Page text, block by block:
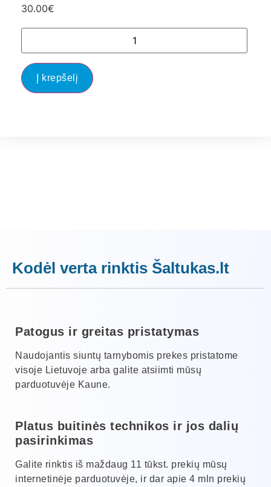
30.00€
Į krepšelį
Kodėl verta rinktis Šaltukas.lt
Patogus ir greitas pristatymas
Naudojantis siuntų tarnybomis prekes pristatome
visoje Lietuvoje arba galite atsiimti mūsų
parduotuvėje Kaune.
Platus buitinės technikos ir jos dalių
pasirinkimas
Galite rinktis iš maždaug 11 tūkst. prekių mūsų
internetinėje parduotuvėje, ir dar apie 4 mln prekių